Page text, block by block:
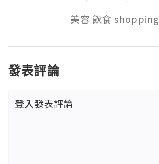
美容 飲食 shopping
發表評論
登入發表評論